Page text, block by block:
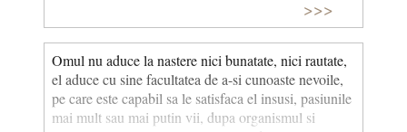
Dar esențialul nu constă în acumularea de cunoștințe, în a
putea formula răspunsuri de-a gata, reconfortante, ci în a
reflecta tu însuți, ca om, servindu-te de propria-ți rațiune. Nu
mai sunt zeii sau tradițiile care ne vor ierarhiza valorile, ci
cercetarea rațională. Socrate nu a scris un rând! Dacă știm
atât de multe lucruri despre el, aceasta este grație dialogurilor
lui Platon care nu a încetat să-l puna în valoare.
>>>
Omul nu aduce la nastere nici bunatate, nici rautate,
el aduce cu sine facultatea de a-si cunoaste nevoile,
pe care este capabil sa le satisfaca el insusi, pasiunile
mai mult sau mai putin vii, dupa organismul si